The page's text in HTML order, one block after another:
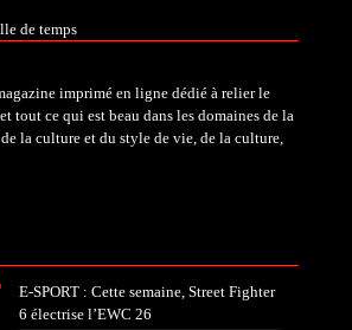
de temps
imprimé en ligne dédié à relier le
tout ce qui est beau dans les domaines de la
la culture et du style de vie, de la culture,
E-SPORT : Cette semaine, Street Fighter
6 électrise l’EWC 26